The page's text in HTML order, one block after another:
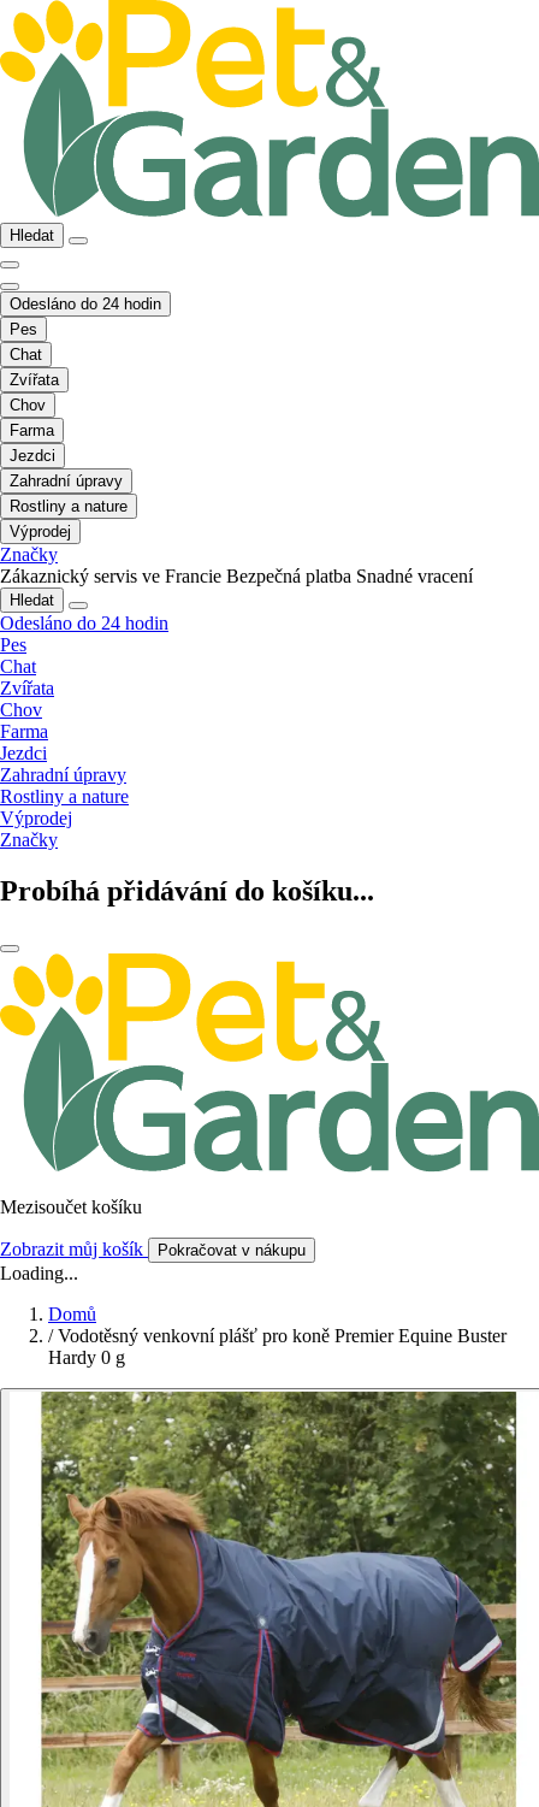
Hledat
Odesláno do 24 hodin
Pes
Chat
Zvířata
Chov
Farma
Jezdci
Zahradní úpravy
Rostliny a nature
Výprodej
Značky
Zákaznický servis ve Francie Bezpečná platba Snadné vracení
Hledat
Odesláno do 24 hodin
Pes
Chat
Zvířata
Chov
Farma
Jezdci
Zahradní úpravy
Rostliny a nature
Výprodej
Značky
Probíhá přidávání do košíku...
Mezisoučet košíku
Zobrazit můj košík Pokračovat v nákupu
Loading...
Domů
/ Vodotěsný venkovní plášť pro koně Premier Equine Buster
Hardy 0 g